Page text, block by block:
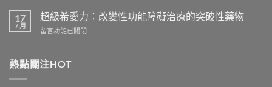
實
案
例、
學
風
怎
辦？
鐘
次
吃
兩
而
17
7 月
超級希愛力：改變性功能障礙治療的突破性藥物
在
希
愛
留言功能已關閉
熱點關注HOT